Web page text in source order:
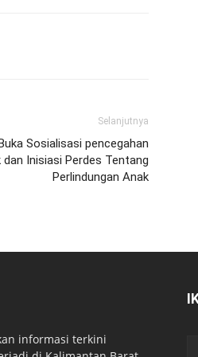
Selanjutnya
Sosialisasi pencegahan
dan Inisiasi Perdes Tentang
Perlindungan Anak
informasi terkini